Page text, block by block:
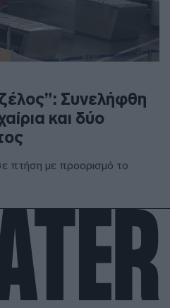
Συνελήφθη
και δύο
πτήση με προορισμό το